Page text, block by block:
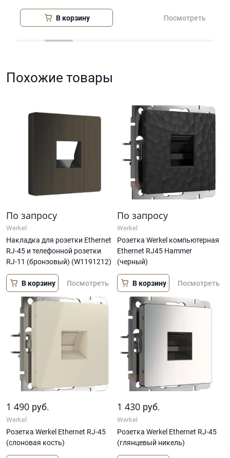
В корзину Посмотреть
Похожие товары
По запросу
Werkel
Накладка для розетки Ethernet
RJ-45 и телефонной розетки
RJ-11 (бронзовый) (W1191212)
В корзину Посмотреть
По запросу
Werkel
Розетка Werkel компьютерная
Ethernet RJ45 Hammer
(черный)
В корзину Посмотреть
1 490 руб.
Werkel
Розетка Werkel Ethernet RJ-45
(слоновая кость)
1 430 руб.
Werkel
Розетка Werkel Ethernet RJ-45
(глянцевый никель)